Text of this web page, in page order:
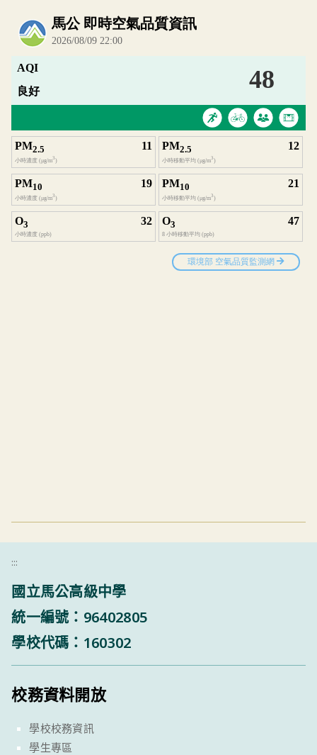
內嵌空氣品質小工具為視覺預覽，完整即時空
:::
國立馬公高級中學
統一編號：96402805
學校代碼：160302
校務資料開放
學校校務資訊
學生專區